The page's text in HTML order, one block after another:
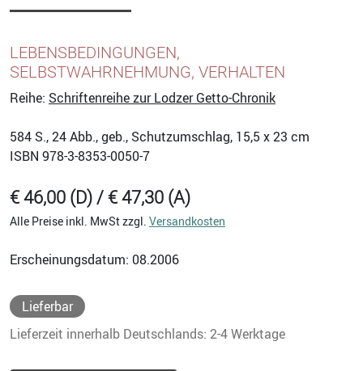
LEBENSBEDINGUNGEN,
SELBSTWAHRNEHMUNG, VERHALTEN
Reihe: Schriftenreihe zur Lodzer Getto-Chronik
584 S., 24 Abb., geb., Schutzumschlag, 15,5 x 23 cm
ISBN 978-3-8353-0050-7
€ 46,00 (D) / € 47,30 (A)
Alle Preise inkl. MwSt zzgl. Versandkosten
Erscheinungsdatum: 08.2006
Lieferbar
Lieferzeit innerhalb Deutschlands: 2-4 Werktage